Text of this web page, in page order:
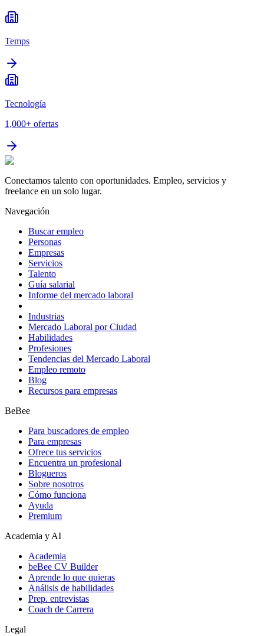
Temps
Tecnología
1,000+ ofertas
Conectamos talento con oportunidades. Empleo, servicios y
freelance en un solo lugar.
Navegación
Buscar empleo
Personas
Empresas
Servicios
Talento
Guía salarial
Informe del mercado laboral
Industrias
Mercado Laboral por Ciudad
Habilidades
Profesiones
Tendencias del Mercado Laboral
Empleo remoto
Blog
Recursos para empresas
BeBee
Para buscadores de empleo
Para empresas
Ofrece tus servicios
Encuentra un profesional
Blogueros
Sobre nosotros
Cómo funciona
Ayuda
Premium
Academia y AI
Academia
beBee CV Builder
Aprende lo que quieras
Análisis de habilidades
Prep. entrevistas
Coach de Carrera
Legal